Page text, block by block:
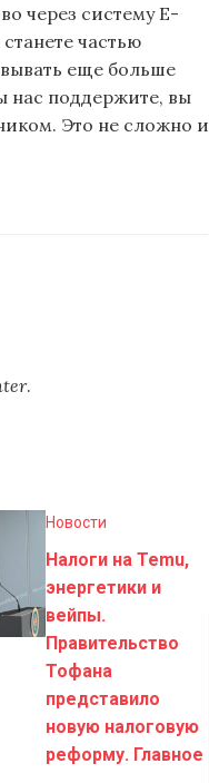
через систему E-
частью
еще больше
нас поддержите, вы
Это не сложно и
.
Новости
Налоги на Temu,
энергетики и
вейпы.
Правительство
Тофана
представило
новую налоговую
реформу. Главное